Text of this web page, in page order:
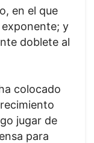
en el que
y
doblete al
colocado
jugar de
para